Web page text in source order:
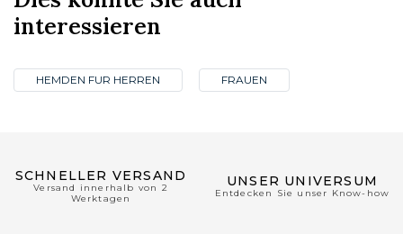
interessieren
HEMDEN FUR HERREN FRAUEN
SCHNELLER VERSAND
Versand innerhalb von 2
Werktagen
UNSER UNIVERSUM
Entdecken Sie unser Know-how